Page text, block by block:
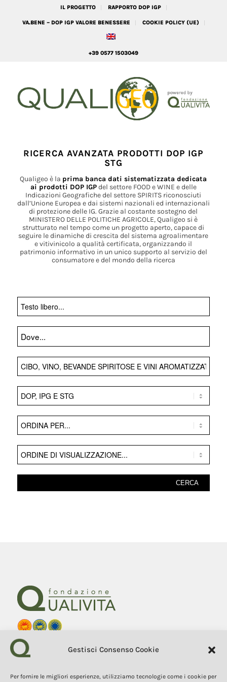
Gestisci Consenso Cookie
Per fornire le migliori esperienze, utilizziamo tecnologie come i cookie per
IL PROGETTO RAPPORTO DOP IGP
VA.BENE – DOP IGP VALORE BENESSERE COOKIE POLICY (UE)
+39 0577 1503049
RICERCA AVANZATA PRODOTTI DOP IGP
STG
Qualigeo è la prima banca dati sistematizzata dedicata
ai prodotti DOP IGPdel settore FOOD e WINE e delle
Indicazioni Geografiche del settore SPIRITS riconosciuti
dall’Unione Europea e dai sistemi nazionali ed internazionali
di protezione delle IG. Grazie al costante sostegno del
MINISTERO DELLE POLITICHE AGRICOLE, Qualigeo si è
strutturato nel tempo come un progetto aperto, capace di
seguire le dinamiche di crescita del sistema agroalimentare
e vitivinicolo a qualità certificata, organizzando il
patrimonio informativo in un unico supporto al servizio del
consumatore e del mondo della ricerca
Fondazione Qualivita
Sede Via Fontebranda 69